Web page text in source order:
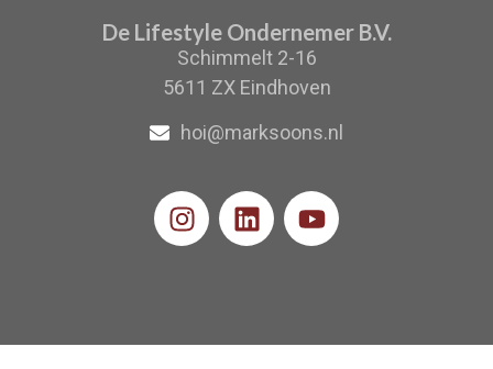
De Lifestyle Ondernemer B.V.
Schimmelt 2-16
5611 ZX Eindhoven
hoi@marksoons.nl